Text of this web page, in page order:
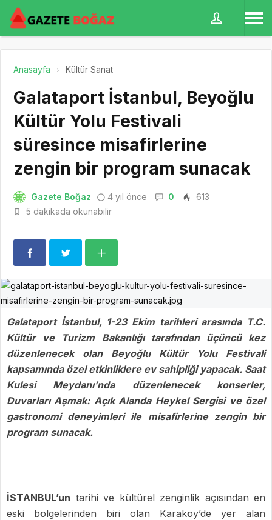
Anasayfa Kültür Sanat
Galataport İstanbul, Beyoğlu
Kültür Yolu Festivali
süresince misafirlerine
zengin bir program sunacak
Gazete Boğaz 4 yıl önce 0
613
5 dakikada okunabilir
Galataport İstanbul, 1-23 Ekim tarihleri arasında T.C.
Kültür ve Turizm Bakanlığı tarafından üçüncü kez
düzenlenecek olan Beyoğlu Kültür Yolu Festivali
kapsamında özel etkinliklere ev sahipliği yapacak. Saat
Kulesi Meydanı’nda düzenlenecek konserler,
Duvarları Aşmak: Açık Alanda Heykel Sergisi ve özel
gastronomi deneyimleri ile misafirlerine zengin bir
program sunacak.
İSTANBUL’un tarihi ve kültürel zenginlik açısından en
eski bölgelerinden biri olan Karaköy’de yer alan